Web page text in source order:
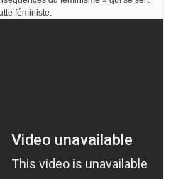
féministe.